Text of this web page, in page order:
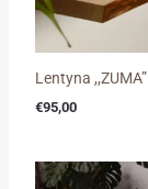
Lentyna ,,ZUMA”
€95,00